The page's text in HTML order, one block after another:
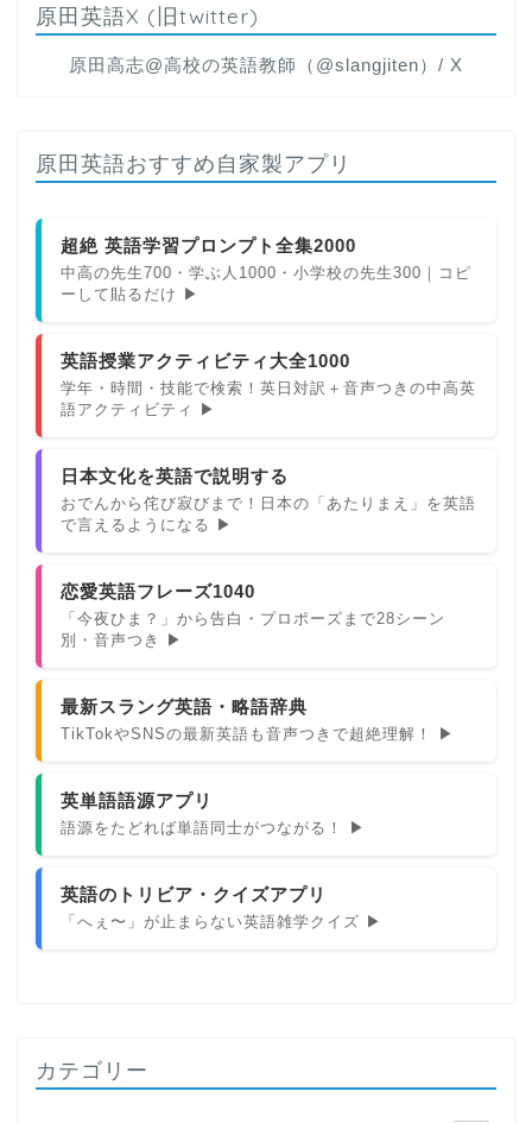
原田英語X (旧twitter)
原田高志@高校の英語教師（@slangjiten）/ X
原田英語おすすめ自家製アプリ
超絶 英語学習プロンプト全集2000
中高の先生700・学ぶ人1000・小学校の先生300｜コピ
ーして貼るだけ ▶
英語授業アクティビティ大全1000
学年・時間・技能で検索！英日対訳＋音声つきの中高英
語アクティビティ ▶
日本文化を英語で説明する
おでんから侘び寂びまで！日本の「あたりまえ」を英語
で言えるようになる ▶
恋愛英語フレーズ1040
「今夜ひま？」から告白・プロポーズまで28シーン
別・音声つき ▶
最新スラング英語・略語辞典
TikTokやSNSの最新英語も音声つきで超絶理解！ ▶
英単語語源アプリ
語源をたどれば単語同士がつながる！ ▶
英語のトリビア・クイズアプリ
「へぇ〜」が止まらない英語雑学クイズ ▶
カテゴリー